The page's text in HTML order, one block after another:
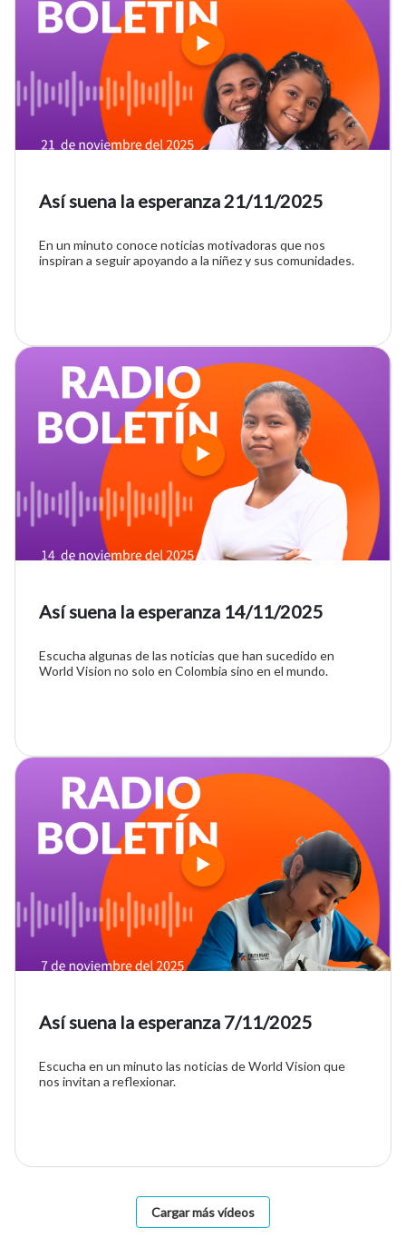
Así suena la esperanza 21/11/2025
En un minuto conoce noticias motivadoras que nos
inspiran a seguir apoyando a la niñez y sus comunidades.
Así suena la esperanza 14/11/2025
Escucha algunas de las noticias que han sucedido en
World Vision no solo en Colombia sino en el mundo.
Así suena la esperanza 7/11/2025
Escucha en un minuto las noticias de World Vision que
nos invitan a reflexionar.
Cargar más vídeos